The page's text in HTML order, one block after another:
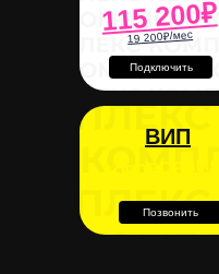
ВИП
Позвонить
19 200₽/мес
115 200₽
Подключить